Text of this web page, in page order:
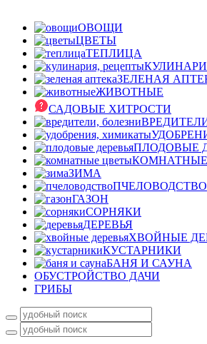
ОВОЩИ
ЦВЕТЫ
ТЕПЛИЦА
ЗЕЛЕНАЯ
ЖИВОТНЫЕ
САДОВЫЕ ХИТРОСТИ
ПЛОДОВЫЕ
ЗИМА
ПЧЕЛОВОДСТВО
ГАЗОН
СОРНЯКИ
ДЕРЕВЬЯ
ХВОЙНЫЕ
КУСТАРНИКИ
БАНЯ И САУНА
ОБУСТРОЙСТВО ДАЧИ
ГРИБЫ